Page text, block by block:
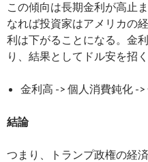
この傾向は長期金利が高止
なれば投資家はアメリカの
利は下がることになる。金
り、結果としてドル安を招
金利高 -> 個人消費鈍化 -
結論
つまり、トランプ政権の経